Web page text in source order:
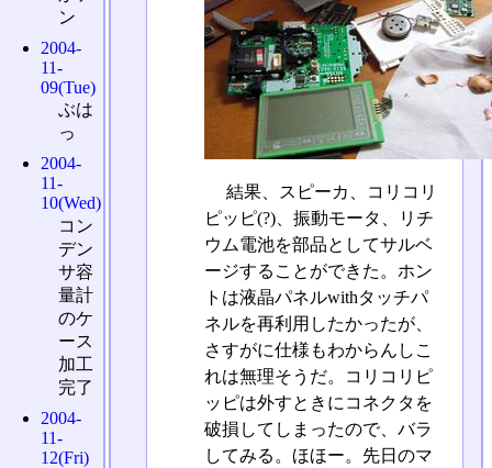
結果、スピーカ、コリコリ
ピッピ(?)、振動モータ、リチ
ウム電池を部品としてサルベ
ージすることができた。ホン
トは液晶パネルwithタッチパ
ネルを再利用したかったが、
さすがに仕様もわからんしこ
れは無理そうだ。コリコリピ
ッピは外すときにコネクタを
破損してしまったので、バラ
してみる。ほほー。先日のマ
ン
2004-
11-
09(Tue)
ぶは
っ
2004-
11-
10(Wed)
コン
デン
サ容
量計
のケ
ース
加工
完了
2004-
11-
12(Fri)